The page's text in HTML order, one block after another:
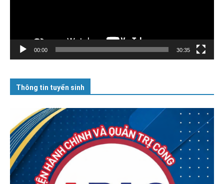
00:00 30:35
Thông tin tuyển sinh